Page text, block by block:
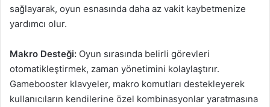
sağlayarak, oyun esnasında daha az vakit kaybetmenize
yardımcı olur.
Makro Desteği: Oyun sırasında belirli görevleri
otomatikleştirmek, zaman yönetimini kolaylaştırır.
Gamebooster klavyeler, makro komutları destekleyerek
kullanıcıların kendilerine özel kombinasyonlar yaratmasına